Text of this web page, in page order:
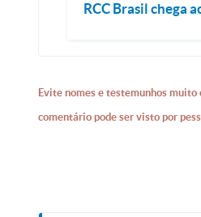
RCC Brasil chega
Evite nomes e testemunhos
comentário pode ser visto por